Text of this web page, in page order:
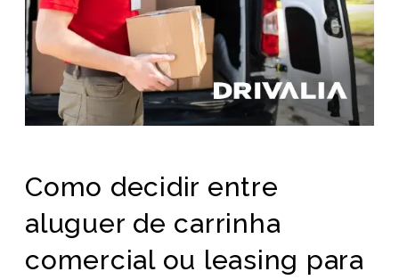
Como decidir entre
aluguer de carrinha
comercial ou leasing para